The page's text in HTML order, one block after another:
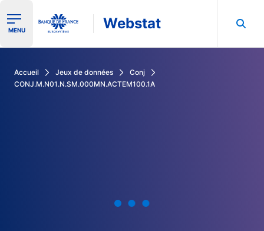
Ouvrir le menu de navigation
MENU Webstat
Accueil Jeux de données
Conj
CONJ.M.N01.N.SM.000MN.ACTEM100.1A